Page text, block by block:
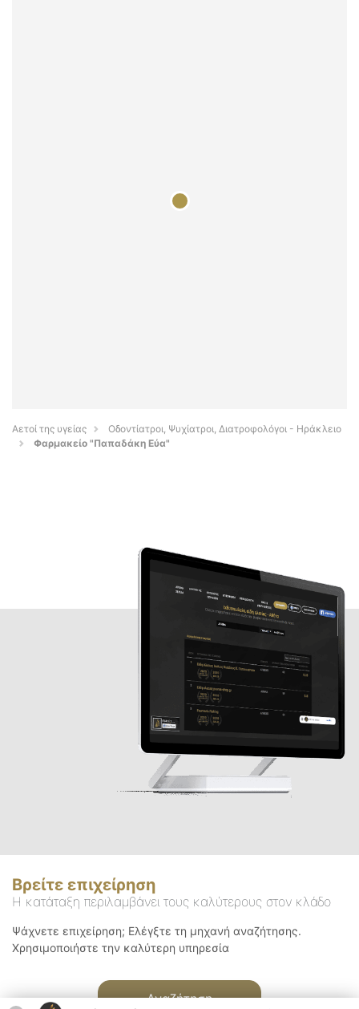
Αετοί της υγείας
Οδοντίατροι, Ψυχίατροι, Διατροφολόγοι - Ηράκλειο
Φαρμακείο "Παπαδάκη Εύα"
Βρείτε επιχείρηση
Η κατάταξη περιλαμβάνει τους καλύτερους στον κλάδο
Ψάχνετε επιχείρηση; Ελέγξτε τη μηχανή αναζήτησης.
Χρησιμοποιήστε την καλύτερη υπηρεσία
Αναζήτηση